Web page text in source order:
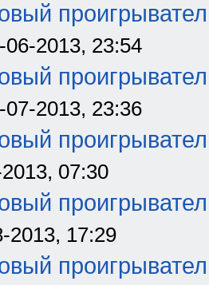
06-2013, 23:54
07-2013, 23:36
07:30
2013, 17:29